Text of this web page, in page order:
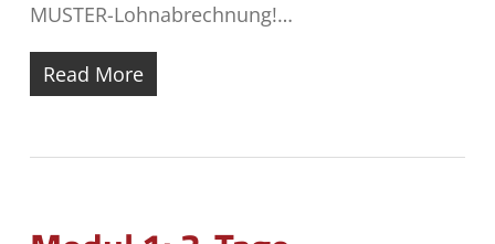
MUSTER-Lohnabrechnung!…
Read More